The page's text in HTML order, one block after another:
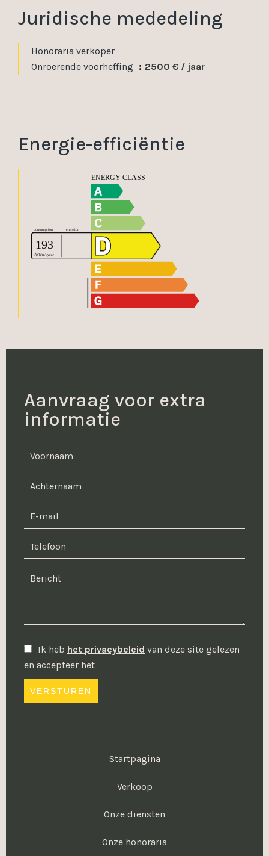
Juridische mededeling
Honoraria verkoper
Onroerende voorheffing
2500 € / jaar
Energie-efficiëntie
Aanvraag voor extra
informatie
Ik heb het privacybeleid van deze site gelezen
en accepteer het
VERSTUREN
Startpagina
Verkoop
Onze diensten
Onze honoraria